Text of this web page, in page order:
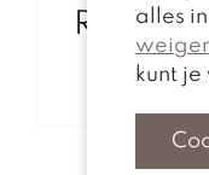
Ronalles
kunt